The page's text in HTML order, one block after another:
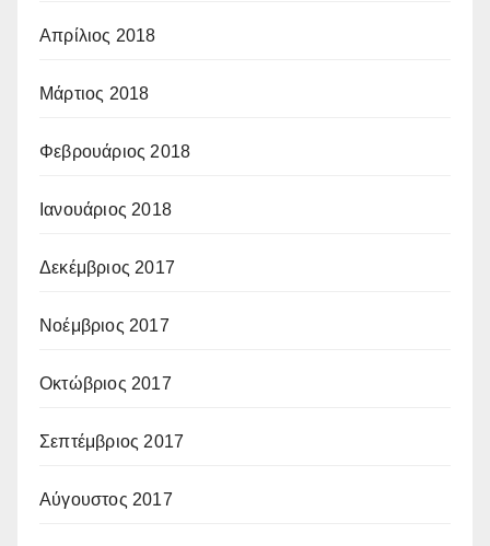
Απρίλιος 2018
Μάρτιος 2018
Φεβρουάριος 2018
Ιανουάριος 2018
Δεκέμβριος 2017
Νοέμβριος 2017
Οκτώβριος 2017
Σεπτέμβριος 2017
Αύγουστος 2017